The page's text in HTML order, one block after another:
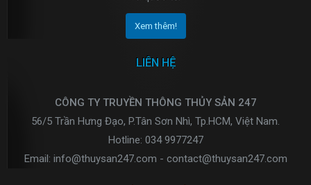
Xem thêm!
LIÊN HỆ
CÔNG TY TRUYỀN THÔNG THỦY SẢN 247
56/5 Trần Hưng Đạo, P.Tân Sơn Nhì, Tp.HCM, Việt Nam.
Hotline: 034 9977247
Email: info@thuysan247.com - contact@thuysan247.com